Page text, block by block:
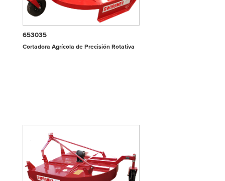
653035
Cortadora Agrícola de Precisión Rotativa